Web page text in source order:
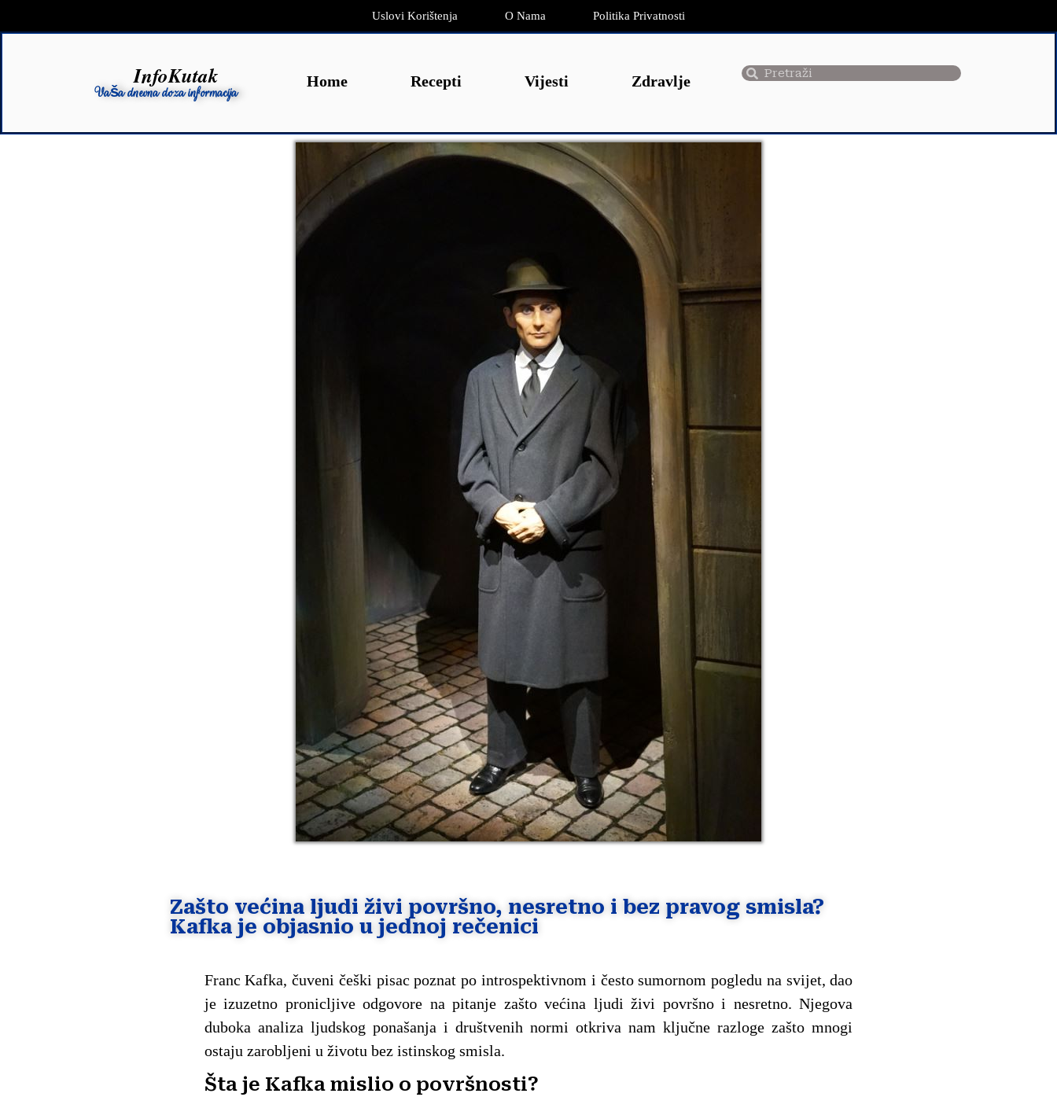
Uslovi Korištenja O Nama Politika Privatnosti
InfoKutak
Vaša dnevna doza informacija
Home Recepti Vijesti Zdravlje
Zašto većina ljudi živi površno, nesretno i bez pravog smisla?
Kafka je objasnio u jednoj rečenici
Franc Kafka, čuveni češki pisac poznat po introspektivnom i često sumornom pogledu na svijet, dao
je izuzetno pronicljive odgovore na pitanje zašto većina ljudi živi površno i nesretno. Njegova
duboka analiza ljudskog ponašanja i društvenih normi otkriva nam ključne razloge zašto mnogi
ostaju zarobljeni u životu bez istinskog smisla.
Šta je Kafka mislio o površnosti?